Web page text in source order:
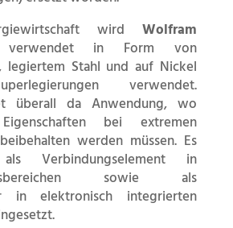
wirdWolfram
verwendet in Form von
legiertem Stahl und auf Nickel
verwendet.
überall da Anwendung, wo
bei extremen
werden müssen. Es
Verbindungselement in
sowie als
in elektronisch integrierten